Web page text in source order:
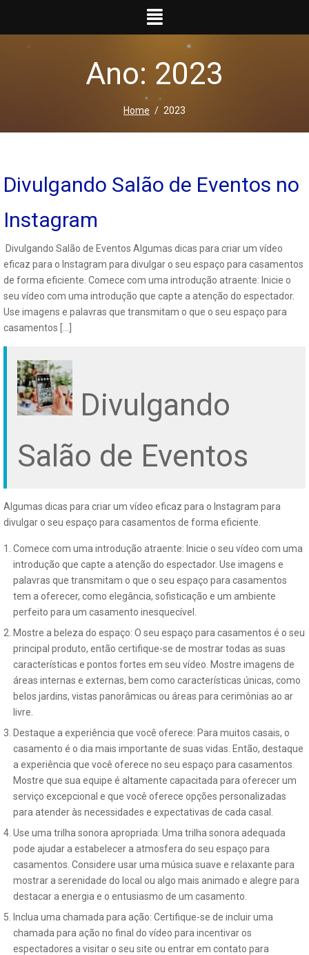
Ano: 2023
Home 2023
Divulgando Salão de Eventos no
Instagram
Divulgando Salão de Eventos Algumas dicas para criar um vídeo
eficaz para o Instagram para divulgar o seu espaço para casamentos
de forma eficiente. Comece com uma introdução atraente: Inicie o
seu vídeo com uma introdução que capte a atenção do espectador.
Use imagens e palavras que transmitam o que o seu espaço para
casamentos […]
Divulgando
Salão de Eventos
Algumas dicas para criar um vídeo eficaz para o Instagram para
divulgar o seu espaço para casamentos de forma eficiente.
Comece com uma introdução atraente: Inicie o seu vídeo com uma
introdução que capte a atenção do espectador. Use imagens e
palavras que transmitam o que o seu espaço para casamentos
tem a oferecer, como elegância, sofisticação e um ambiente
perfeito para um casamento inesquecível.
Mostre a beleza do espaço: O seu espaço para casamentos é o seu
principal produto, então certifique-se de mostrar todas as suas
características e pontos fortes em seu vídeo. Mostre imagens de
áreas internas e externas, bem como características únicas, como
belos jardins, vistas panorâmicas ou áreas para cerimônias ao ar
livre.
Destaque a experiência que você oferece: Para muitos casais, o
casamento é o dia mais importante de suas vidas. Então, destaque
a experiência que você oferece no seu espaço para casamentos.
Mostre que sua equipe é altamente capacitada para oferecer um
serviço excepcional e que você oferece opções personalizadas
para atender às necessidades e expectativas de cada casal.
Use uma trilha sonora apropriada: Uma trilha sonora adequada
pode ajudar a estabelecer a atmosfera do seu espaço para
casamentos. Considere usar uma música suave e relaxante para
mostrar a serenidade do local ou algo mais animado e alegre para
destacar a energia e o entusiasmo de um casamento.
Inclua uma chamada para ação: Certifique-se de incluir uma
chamada para ação no final do vídeo para incentivar os
espectadores a visitar o seu site ou entrar em contato para